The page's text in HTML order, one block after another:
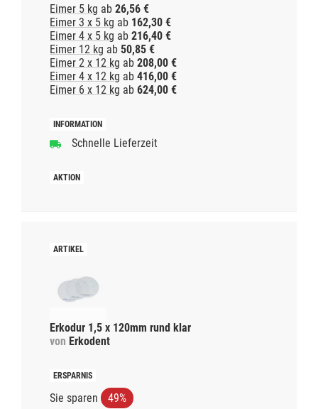
Eimer 5 kg ab 26,56 €
Eimer 3 x 5 kg ab 162,30 €
Eimer 4 x 5 kg ab 216,40 €
Eimer 12 kg ab 50,85 €
Eimer 2 x 12 kg ab 208,00 €
Eimer 4 x 12 kg ab 416,00 €
Eimer 6 x 12 kg ab 624,00 €
Schnelle Lieferzeit
Erkodur 1,5 x 120mm rund klar
von Erkodent
Sie sparen 49%